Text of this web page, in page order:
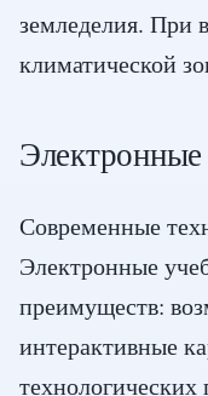
земледелия. При
климатической
Современные
Электронные
преимуществ:
интерактивные
технологических